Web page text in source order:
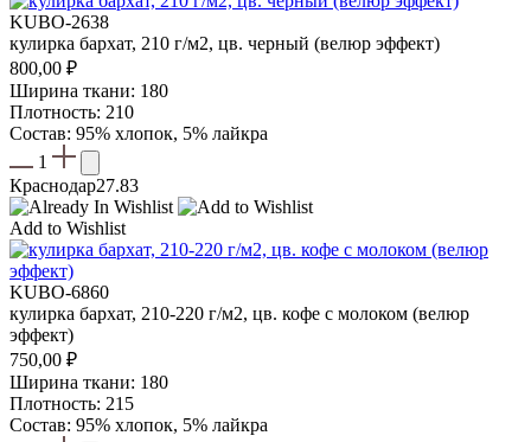
KUBO-2638
кулирка бархат, 210 г/м2, цв. черный (велюр эффект)
800,00 ₽
Ширина ткани: 180
Плотность: 210
Состав: 95% хлопок, 5% лайкра
1
Краснодар27.83
Add to Wishlist
KUBO-6860
кулирка бархат, 210-220 г/м2, цв. кофе с молоком (велюр
эффект)
750,00 ₽
Ширина ткани: 180
Плотность: 215
Состав: 95% хлопок, 5% лайкра